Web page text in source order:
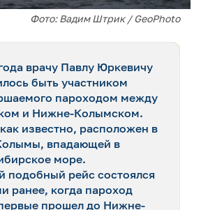
Фото: Вадим Штрик / GeoPhoto
врачу Павлу Юркевичу
быть участником
пароходом между
и Нижне-Колымском.
известно, расположен в
впадающей в
море.
подобный рейс состоялся
ранее, когда пароход
прошел до Нижне-